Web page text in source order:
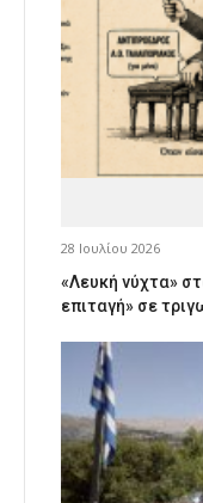
28 Ιουλίου 2026
«Λευκή νύχτα»
επιταγή» σε